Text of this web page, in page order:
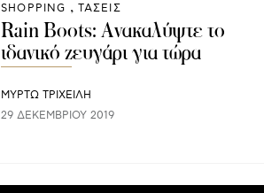
SHOPPING ΤΑΣΕΙΣ
Rain Boots: Ανακαλύψτε το
ιδανικό ζευγάρι για τώρα
ΜΥΡΤΩ ΤΡΙΧΕΙΛΗ
29 ΔΕΚΕΜΒΡΊΟΥ 2019